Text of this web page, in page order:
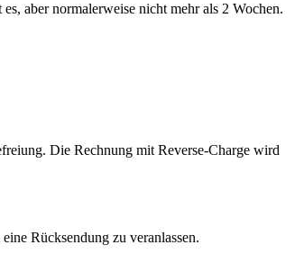
aber normalerweise nicht mehr als 2 Wochen.
Die Rechnung mit Reverse-Charge wird
eine Rücksendung zu veranlassen.